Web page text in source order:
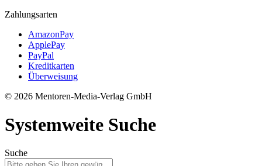
Zahlungsarten
AmazonPay
ApplePay
PayPal
Kreditkarten
Überweisung
© 2026 Mentoren-Media-Verlag GmbH
Systemweite Suche
Suche